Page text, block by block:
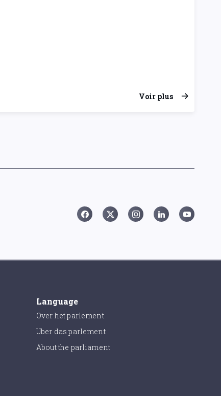
Voir plus
Language
Over het parlement
Uber das parlement
About the parliament